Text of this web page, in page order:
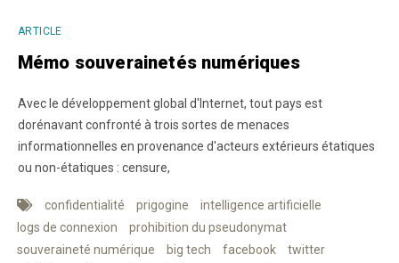
ARTICLE
Mémo souverainetés numériques
Avec le développement global d'Internet, tout pays est
dorénavant confronté à trois sortes de menaces
informationnelles en provenance d'acteurs extérieurs étatiques
ou non-étatiques : censure,
confidentialité prigogine
intelligence artificielle
logs de connexion
prohibition du pseudonymat
souveraineté numérique
big tech facebook
twitter